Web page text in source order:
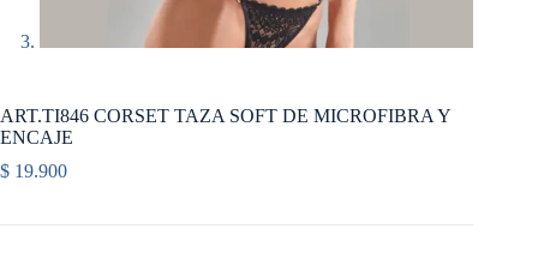
ART.TI846 CORSET TAZA SOFT DE MICROFIBRA Y
ENCAJE
$ 19.900